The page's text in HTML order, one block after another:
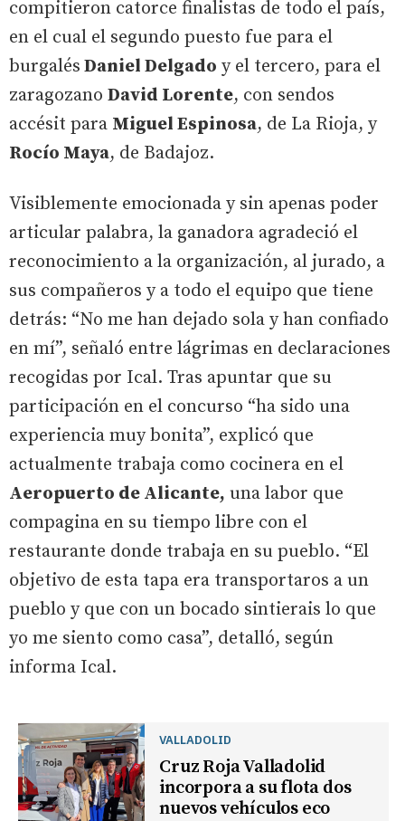
compitieron catorce finalistas de todo el país,
en el cual el segundo puesto fue para el
burgalés Daniel Delgado y el tercero, para el
zaragozano David Lorente, con sendos
accésit para Miguel Espinosa, de La Rioja, y
Rocío Maya, de Badajoz.
Visiblemente emocionada y sin apenas poder
articular palabra, la ganadora agradeció el
reconocimiento a la organización, al jurado, a
sus compañeros y a todo el equipo que tiene
detrás: “No me han dejado sola y han confiado
en mí”, señaló entre lágrimas en declaraciones
recogidas por Ical. Tras apuntar que su
participación en el concurso “ha sido una
experiencia muy bonita”, explicó que
actualmente trabaja como cocinera en el
Aeropuerto de Alicante, una labor que
compagina en su tiempo libre con el
restaurante donde trabaja en su pueblo. “El
objetivo de esta tapa era transportaros a un
pueblo y que con un bocado sintierais lo que
yo me siento como casa”, detalló, según
informa Ical.
VALLADOLID
Cruz Roja Valladolid
incorpora a su flota dos
nuevos vehículos eco